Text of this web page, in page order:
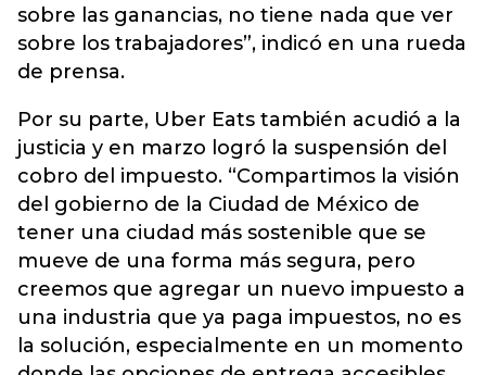
sobre las ganancias, no tiene nada que ver
sobre los trabajadores”, indicó en una rueda
de prensa.
Por su parte, Uber Eats también acudió a la
justicia y en marzo logró la suspensión del
cobro del impuesto. “Compartimos la visión
del gobierno de la Ciudad de México de
tener una ciudad más sostenible que se
mueve de una forma más segura, pero
creemos que agregar un nuevo impuesto a
una industria que ya paga impuestos, no es
la solución, especialmente en un momento